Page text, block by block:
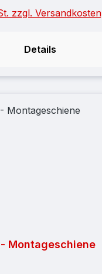
zzgl. Versandkosten
Details
Bundle 8/6/8 - Montageschiene